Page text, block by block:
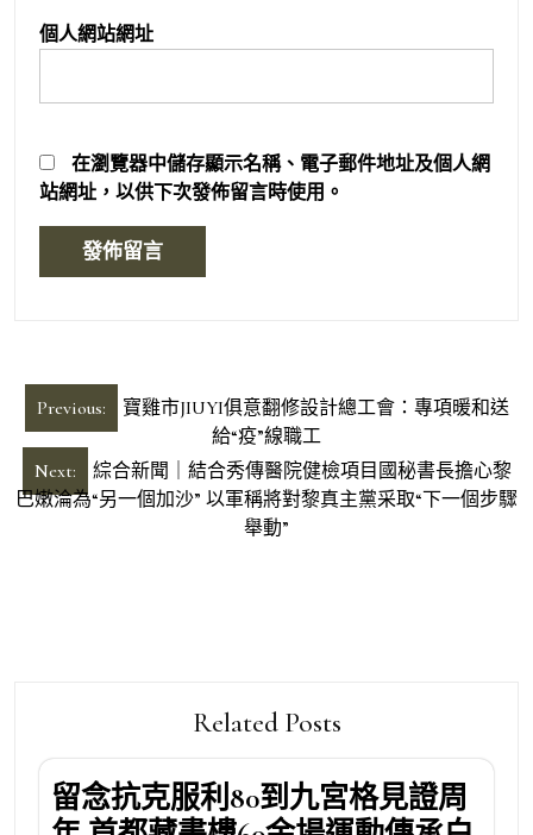
個人網站網址
在瀏覽器中儲存顯示名稱、電子郵件地址及個人網
站網址，以供下次發佈留言時使用。
文
章
導
覽
Previous:
寶雞市JIUYI俱意翻修設計總工會：專項暖和送
給“疫”線職工
Next:
綜合新聞｜結合秀傳醫院健檢項目國秘書長擔心黎
巴嫩淪為“另一個加沙” 以軍稱將對黎真主黨采取“下一個步驟
舉動”
Related Posts
留念抗克服利80到九宮格見證周